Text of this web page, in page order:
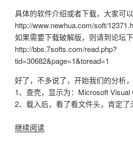
具体的软件介绍或者下载，大家可以
http://www.newhua.com/soft/
如果需要下载破解版，则请到论坛下
http://bbs.7softs.com/read.php?
tid=30682&page=1&toread=1
好了，不多说了，开始我们的分析，
1、查壳，显示为：Microsoft Visual
2、载入后，看了看文件头，肯定了
继续阅读